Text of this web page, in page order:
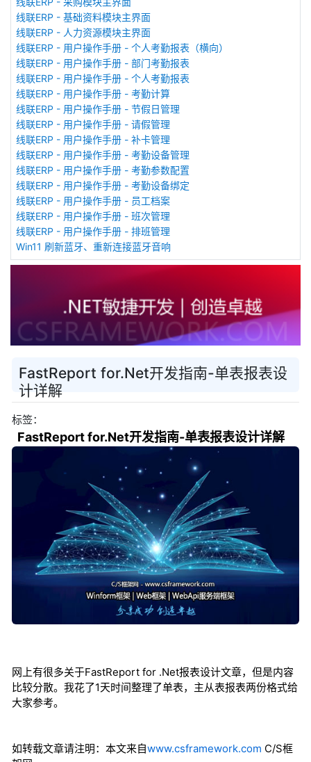
线联ERP - 基础资料模块主界面
线联ERP - 人力资源模块主界面
线联ERP - 用户操作手册 - 个人考勤报表（横向）
线联ERP - 用户操作手册 - 部门考勤报表
线联ERP - 用户操作手册 - 个人考勤报表
线联ERP - 用户操作手册 - 考勤计算
线联ERP - 用户操作手册 - 节假日管理
线联ERP - 用户操作手册 - 请假管理
线联ERP - 用户操作手册 - 补卡管理
线联ERP - 用户操作手册 - 考勤设备管理
线联ERP - 用户操作手册 - 考勤参数配置
线联ERP - 用户操作手册 - 考勤设备绑定
线联ERP - 用户操作手册 - 员工档案
线联ERP - 用户操作手册 - 班次管理
线联ERP - 用户操作手册 - 排班管理
Win11 刷新蓝牙、重新连接蓝牙音响
FastReport for.Net开发指南-单表报表设
计详解
标签：
FastReport for.Net开发指南-单表报表设计详解
网上有很多关于FastReport for .Net报表设计文章，但是内容
比较分散。我花了1天时间整理了单表，主从表报表两份格式给
大家参考。
如转载文章请注明：本文来自www.csframework.com C/S框